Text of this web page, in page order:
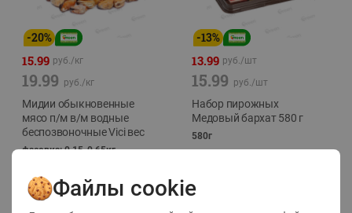
-20%
15.99 руб./кг
19.99 руб./кг
Мидии обыкновенные
мясо п/м в/м водные
беспозвоночные Vici вес
фасовка: 0,15-0,65кг
-13%
13.99 руб./шт
15.99 руб./шт
Набор пирожных
Медовый бархат 580 г
580г
Файлы cookie